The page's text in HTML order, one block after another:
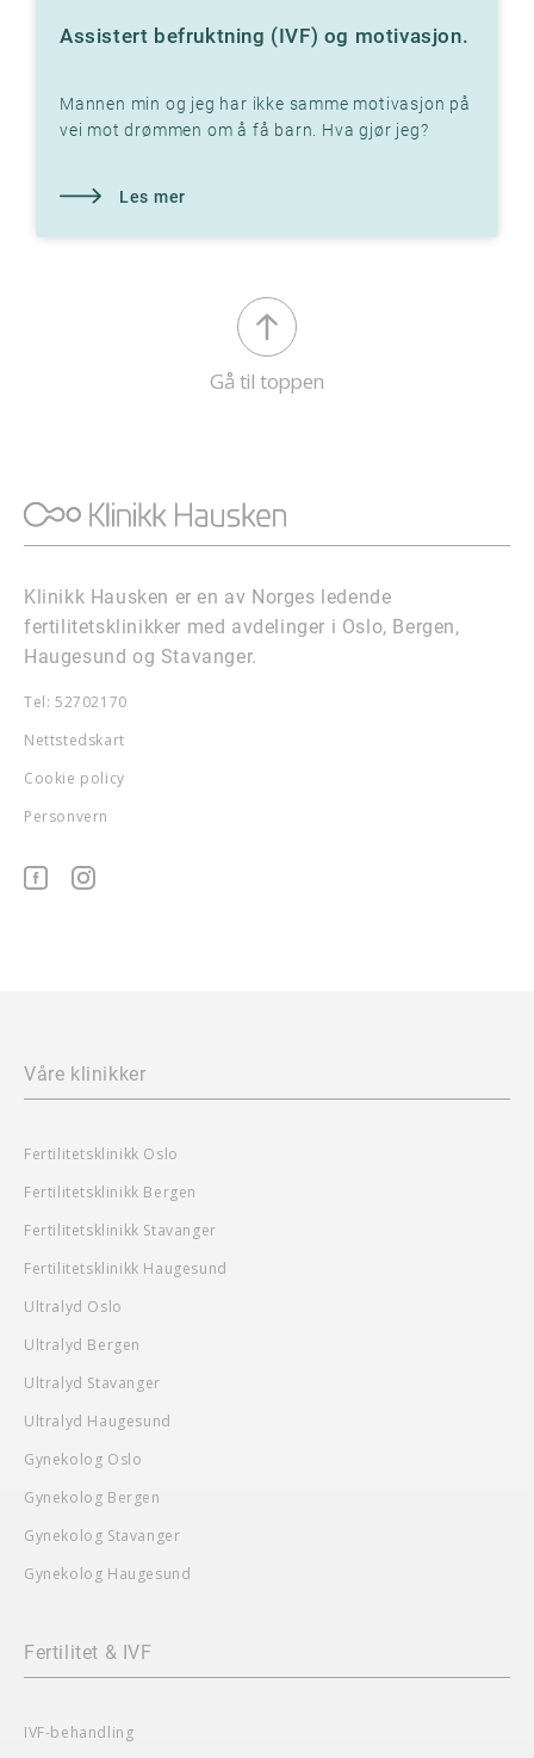
Assistert befruktning (IVF) og motivasjon.
Mannen min og jeg har ikke samme motivasjon på
vei mot drømmen om å få barn. Hva gjør jeg?
Les mer
Gå til toppen
Klinikk Hausken er en av Norges ledende
fertilitetsklinikker med avdelinger i Oslo, Bergen,
Haugesund og Stavanger.
Tel: 52702170
Nettstedskart
Cookie policy
Personvern
Våre klinikker
Fertilitetsklinikk Oslo
Fertilitetsklinikk Bergen
Fertilitetsklinikk Stavanger
Fertilitetsklinikk Haugesund
Ultralyd Oslo
Ultralyd Bergen
Ultralyd Stavanger
Ultralyd Haugesund
Gynekolog Oslo
Gynekolog Bergen
Gynekolog Stavanger
Gynekolog Haugesund
Fertilitet & IVF
IVF-behandling